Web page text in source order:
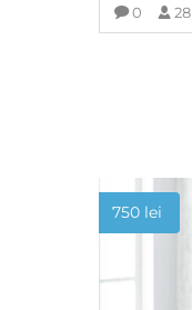
0 28
750 lei